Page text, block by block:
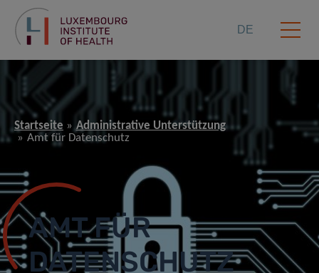
DE
Startseite
Administrative Unterstützung
Amt für Datenschutz
AMT FÜR
DATENSCHUTZ